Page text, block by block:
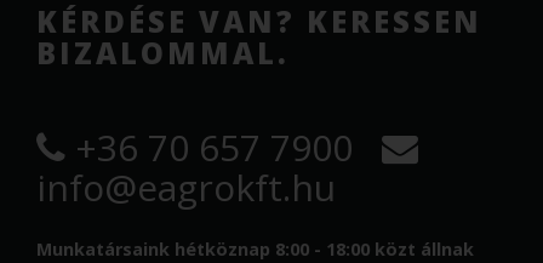
KÉRDÉSE VAN? KERESSEN
BIZALOMMAL.
+36 70 657 7900
info@eagrokft.hu
Munkatársaink hétköznap 8:00 - 18:00 közt állnak